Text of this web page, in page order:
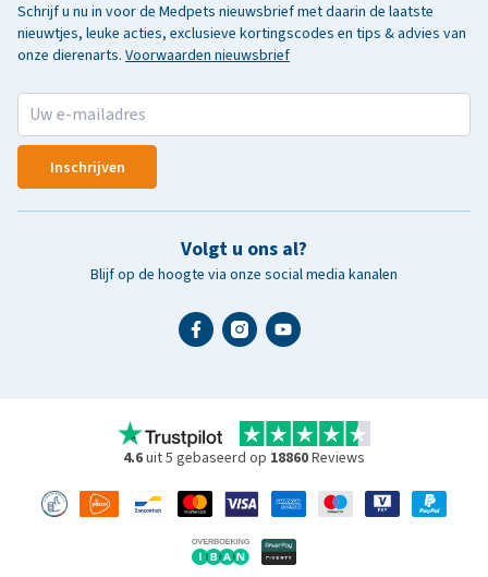
Schrijf u nu in voor de Medpets nieuwsbrief met daarin de laatste
nieuwtjes, leuke acties, exclusieve kortingscodes en tips & advies van
onze dierenarts. Voorwaarden nieuwsbrief
Inschrijven
Volgt u ons al?
Blijf op de hoogte via onze social media kanalen
4.6uit 5 gebaseerd op 18860Reviews